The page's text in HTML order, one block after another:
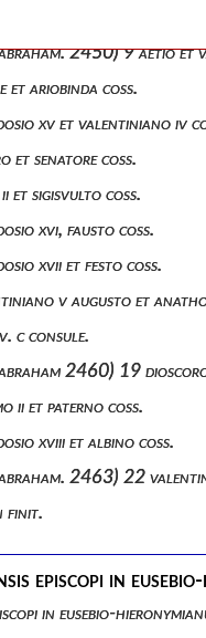
antiocho coss.
2450) 9 aetio et
et ariobinda coss.
xv et valentiniano iv
et senatore coss.
et sigisvulto coss.
xvi, fausto coss.
xvii et festo coss.
v augusto et
c consule.
2460) 19
ii et paterno coss.
xviii et albino coss.
2463) 22
finit.
episcopi in
in eusebio-